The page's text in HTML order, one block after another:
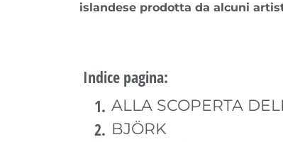
islandese prodotta da alcuni
Indice pagina:
ALLA SCOPERTA
BJÖRK